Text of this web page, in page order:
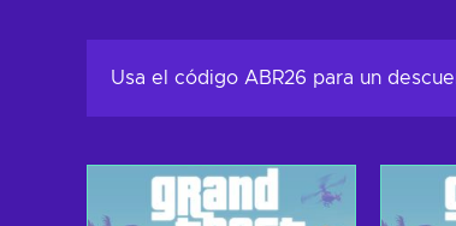
Usa el código ABR26 para un